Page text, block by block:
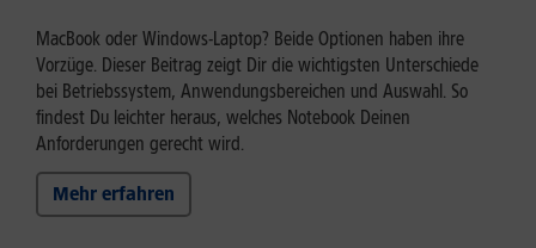
MacBook oder Windows-Laptop? Beide Optionen haben ihre
Vorzüge. Dieser Beitrag zeigt Dir die wichtigsten Unterschiede
bei Betriebssystem, Anwendungsbereichen und Auswahl. So
findest Du leichter heraus, welches Notebook Deinen
Anforderungen gerecht wird.
Mehr erfahren